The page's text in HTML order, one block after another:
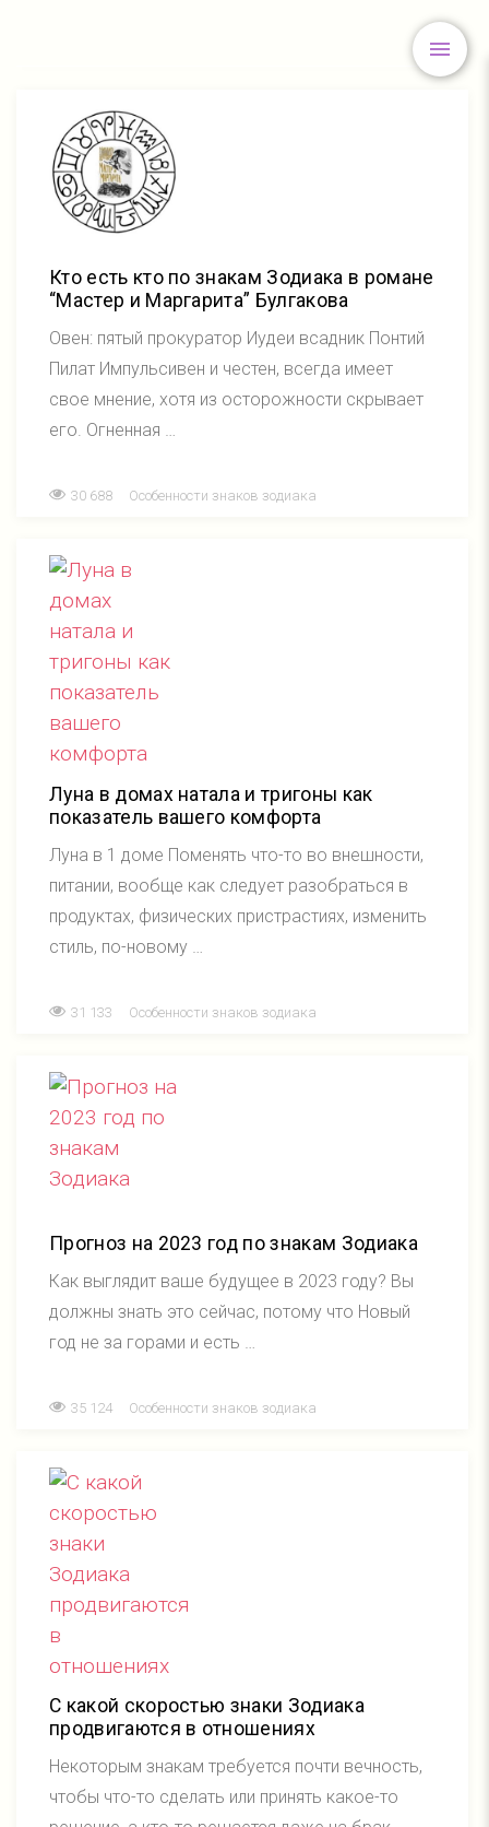
Кто есть кто по знакам Зодиака в романе
“Мастер и Маргарита” Булгакова
Овен: пятый прокуратор Иудеи всадник Понтий
Пилат Импульсивен и честен, всегда имеет
свое мнение, хотя из осторожности скрывает
его. Огненная …
30 688 Особенности знаков зодиака
Луна в домах натала и тригоны как
показатель вашего комфорта
Луна в 1 доме Поменять что-то во внешности,
питании, вообще как следует разобраться в
продуктах, физических пристрастиях, изменить
стиль, по-новому …
31 133 Особенности знаков зодиака
Прогноз на 2023 год по знакам Зодиака
Как выглядит ваше будущее в 2023 году? Вы
должны знать это сейчас, потому что Новый
год не за горами и есть …
35 124 Особенности знаков зодиака
С какой скоростью знаки Зодиака
продвигаются в отношениях
Некоторым знакам требуется почти вечность,
чтобы что-то сделать или принять какое-то